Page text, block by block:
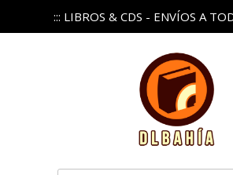
::: LIBROS & CDS - ENVÍOS A